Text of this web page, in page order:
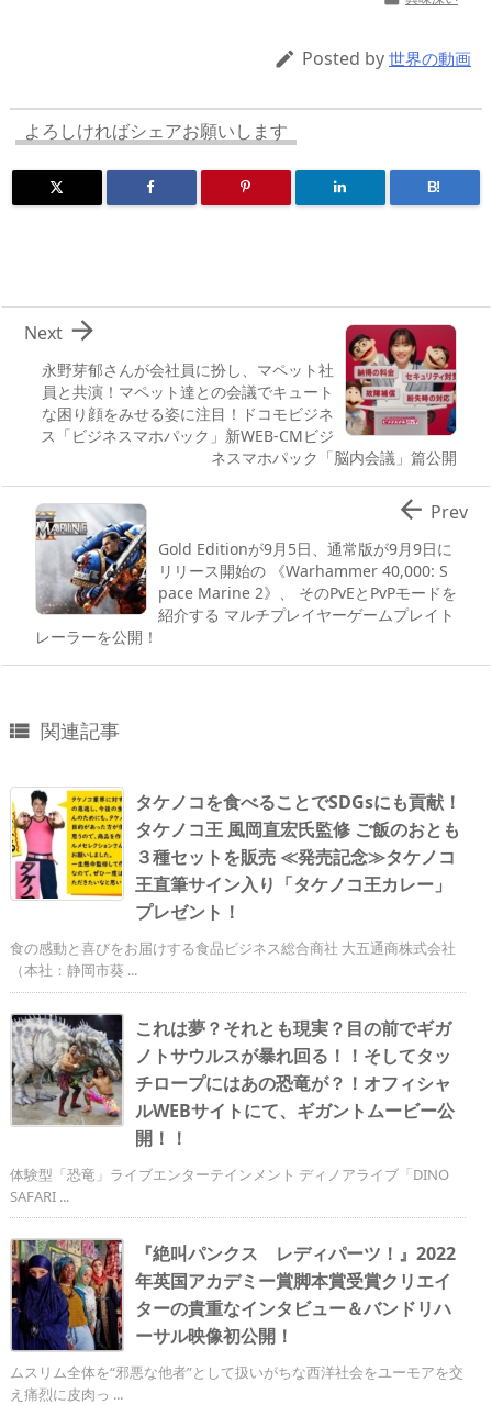
s o
n
ar
d
ro
p.
 Posted by 世界の動画
よろしければシェアお願いします
B!
永野芽郁さんが会社員に扮し、マペット社
員と共演！マペット達との会議でキュート
な困り顔をみせる姿に注目！ドコモビジネ
ス「ビジネスマホパック」新WEB-CMビジ
ネスマホパック「脳内会議」篇公開

Next
Gold Editionが9月5日、通常版が9月9日に
リリース開始の 《Warhammer 40,000: S
pace Marine 2》、 そのPvEとPvPモードを
紹介する マルチプレイヤーゲームプレイト
レーラーを公開！
 Prev
 関連記事
タケノコを食べることでSDGsにも貢献！
タケノコ王 風岡直宏氏監修 ご飯のおとも
３種セットを販売 ≪発売記念≫タケノコ
王直筆サイン入り「タケノコ王カレー」
プレゼント！
食の感動と喜びをお届けする食品ビジネス総合商社 大五通商株式会社
（本社：静岡市葵 ...
これは夢？それとも現実？目の前でギガ
ノトサウルスが暴れ回る！！そしてタッ
チロープにはあの恐竜が？！オフィシャ
ルWEBサイトにて、ギガントムービー公
開！！
体験型「恐竜」ライブエンターテインメント ディノアライブ「DINO
SAFARI ...
『絶叫パンクス レディパーツ！』2022
年英国アカデミー賞脚本賞受賞クリエイ
ターの貴重なインタビュー＆バンドリハ
ーサル映像初公開！
ムスリム全体を“邪悪な他者”として扱いがちな西洋社会をユーモアを交
え痛烈に皮肉っ ...